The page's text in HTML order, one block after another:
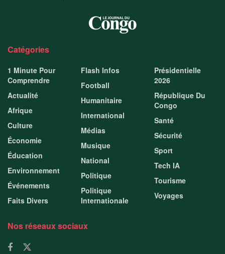
Catégories
1 Minute Pour
Comprendre
Actualité
Afrique
Culture
Économie
Éducation
Environnement
Événements
Faits Divers
Flash Infos
Football
Humanitaire
International
Médias
Musique
National
Politique
Politique
Internationale
Présidentielle
2026
République Du
Congo
Santé
Sécurité
Sport
Tech IA
Tourisme
Voyages
Nos réseaux sociaux